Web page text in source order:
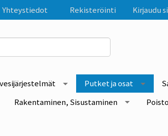
Rekisteröinti Kirjaudu
Yhteystiedot
Putket ja osat
Rakentaminen, Sisustaminen